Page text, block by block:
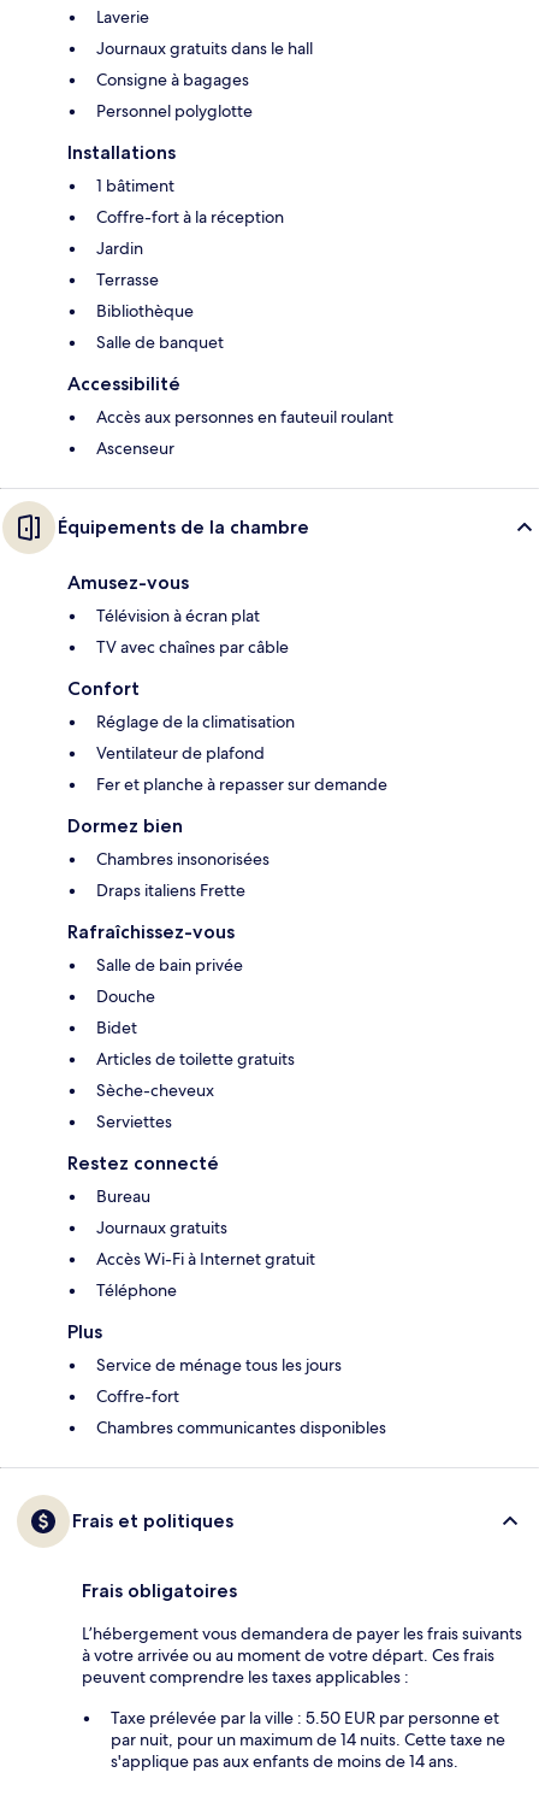
Laverie
Journaux gratuits dans le hall
Consigne à bagages
Personnel polyglotte
Installations
1 bâtiment
Coffre-fort à la réception
Jardin
Terrasse
Bibliothèque
Salle de banquet
Accessibilité
Accès aux personnes en fauteuil roulant
Ascenseur
Équipements de la chambre
Amusez-vous
Télévision à écran plat
TV avec chaînes par câble
Confort
Réglage de la climatisation
Ventilateur de plafond
Fer et planche à repasser sur demande
Dormez bien
Chambres insonorisées
Draps italiens Frette
Rafraîchissez-vous
Salle de bain privée
Douche
Bidet
Articles de toilette gratuits
Sèche-cheveux
Serviettes
Restez connecté
Bureau
Journaux gratuits
Accès Wi-Fi à Internet gratuit
Téléphone
Plus
Service de ménage tous les jours
Coffre-fort
Chambres communicantes disponibles
Frais et politiques
Frais obligatoires
L’hébergement vous demandera de payer les frais suivants
à votre arrivée ou au moment de votre départ. Ces frais
peuvent comprendre les taxes applicables :
Taxe prélevée par la ville : 5.50 EUR par personne et
par nuit, pour un maximum de 14 nuits. Cette taxe ne
s'applique pas aux enfants de moins de 14 ans.